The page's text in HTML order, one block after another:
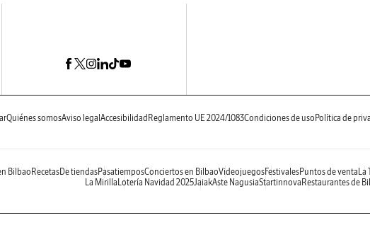
Quiénes somosAviso legal Accesibilidad Reglamento UE 2024/1083Condiciones de uso Política de
BilbaoRecetasDe tiendasPasatiemposConciertos en BilbaoVideojuegosFestivalesPuntos de venta La
La Mirilla Lotería Navidad 2025JaiakAste NagusiaStartinnova Restaurantes de